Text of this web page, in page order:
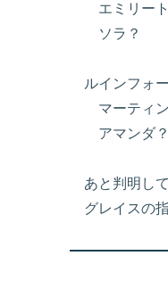
エミリー
ソラ？
ルインフォ
マーティ
アマンダ？
あと判明し
グレイスの